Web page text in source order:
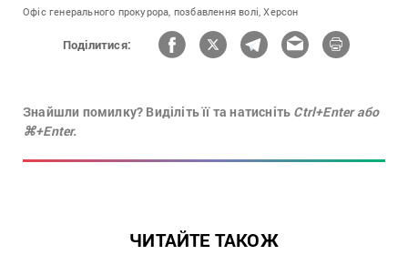
Офіс генерального прокурора, позбавлення волі, Херсон
Поділитися:
Знайшли помилку? Виділіть її та натисніть Ctrl+Enter або
⌘+Enter.
ЧИТАЙТЕ ТАКОЖ